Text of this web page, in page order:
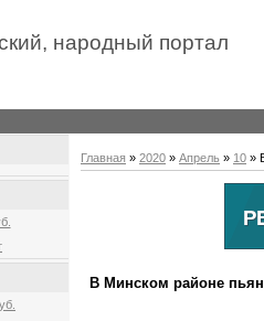
народный портал
Главная » 2020 » Апрель » 10 »
В Минском районе